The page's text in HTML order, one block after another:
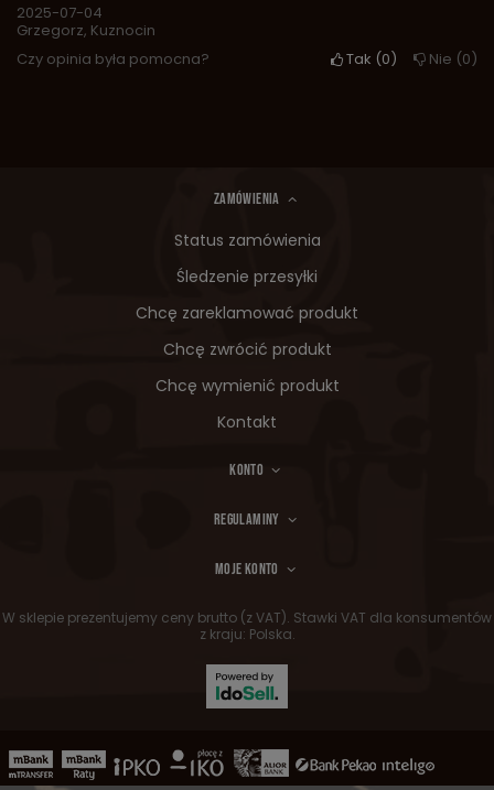
2025-07-04
Grzegorz, Kuznocin
Czy opinia była pomocna?
Tak 0 Nie 0
ZAMÓWIENIA
Status zamówienia
Śledzenie przesyłki
Chcę zareklamować produkt
Chcę zwrócić produkt
Chcę wymienić produkt
Kontakt
KONTO
REGULAMINY
MOJE KONTO
W sklepie prezentujemy ceny brutto (z VAT). Stawki VAT dla konsumentów
z kraju: Polska.